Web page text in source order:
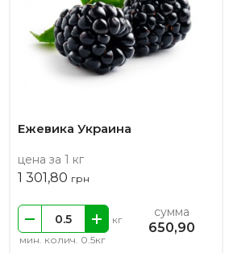
Ежевика Украина
цена за 1 кг
1 301,80 грн
мин. колич. 0.5кг
кг сумма
650,90